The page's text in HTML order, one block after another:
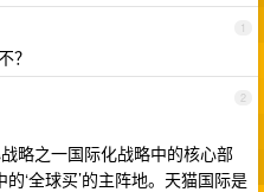
1
？
2
略之一国际化战略中的核心部
‘全球买’的主阵地。天猫国际是